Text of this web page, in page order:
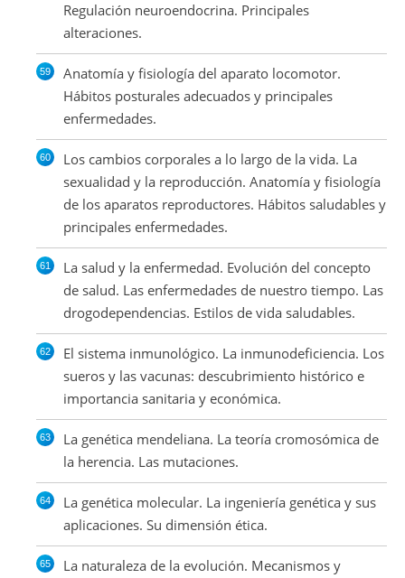
Regulación neuroendocrina. Principales
alteraciones.
Anatomía y fisiología del aparato locomotor.
Hábitos posturales adecuados y principales
enfermedades.
Los cambios corporales a lo largo de la vida. La
sexualidad y la reproducción. Anatomía y fisiología
de los aparatos reproductores. Hábitos saludables y
principales enfermedades.
La salud y la enfermedad. Evolución del concepto
de salud. Las enfermedades de nuestro tiempo. Las
drogodependencias. Estilos de vida saludables.
El sistema inmunológico. La inmunodeficiencia. Los
sueros y las vacunas: descubrimiento histórico e
importancia sanitaria y económica.
La genética mendeliana. La teoría cromosómica de
la herencia. Las mutaciones.
La genética molecular. La ingeniería genética y sus
aplicaciones. Su dimensión ética.
La naturaleza de la evolución. Mecanismos y